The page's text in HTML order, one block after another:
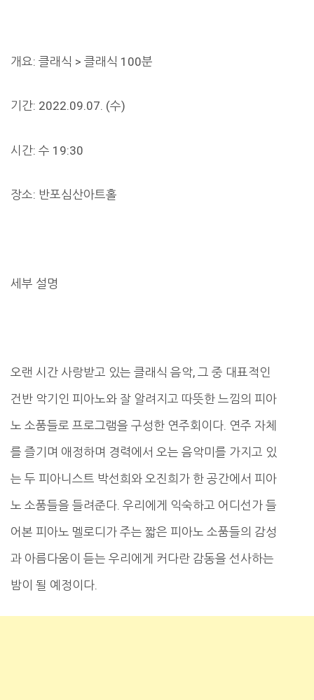
개요: 클래식 > 클래식 100분
기간: 2022.09.07. (수)
시간: 수 19:30
장소: 반포심산아트홀
세부 설명
오랜 시간 사랑받고 있는 클래식 음악, 그 중 대표적인
건반 악기인 피아노와 잘 알려지고 따뜻한 느낌의 피아
노 소품들로 프로그램을 구성한 연주회이다. 연주 자체
를 즐기며 애정하며 경력에서 오는 음악미를 가지고 있
는 두 피아니스트 박선희와 오진희가 한 공간에서 피아
노 소품들을 들려준다. 우리에게 익숙하고 어디선가 들
어본 피아노 멜로디가 주는 짧은 피아노 소품들의 감성
과 아름다움이 듣는 우리에게 커다란 감동을 선사하는
밤이 될 예정이다.